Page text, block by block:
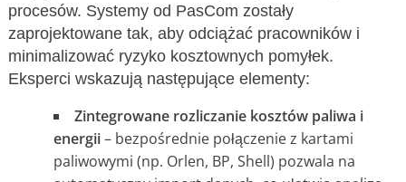
procesów. Systemy od PasCom zostały
zaprojektowane tak, aby odciążać pracowników i
minimalizować ryzyko kosztownych pomyłek.
Eksperci wskazują następujące elementy:
Zintegrowane rozliczanie kosztów paliwa i
energii– bezpośrednie połączenie z kartami
paliwowymi (np. Orlen, BP, Shell) pozwala na